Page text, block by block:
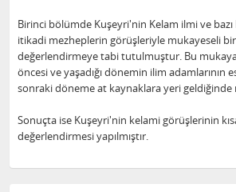
Birinci bölümde Kuşeyri'nin Kelam ilmi ve
itikadi mezheplerin görüşleriyle mukayeseli
değerlendirmeye tabi tutulmuştur. Bu
öncesi ve yaşadığı dönemin ilim adamlarının
sonraki döneme at kaynaklara yeri
Sonuçta ise Kuşeyri'nin kelami görüşlerinin
değerlendirmesi yapılmıştır.